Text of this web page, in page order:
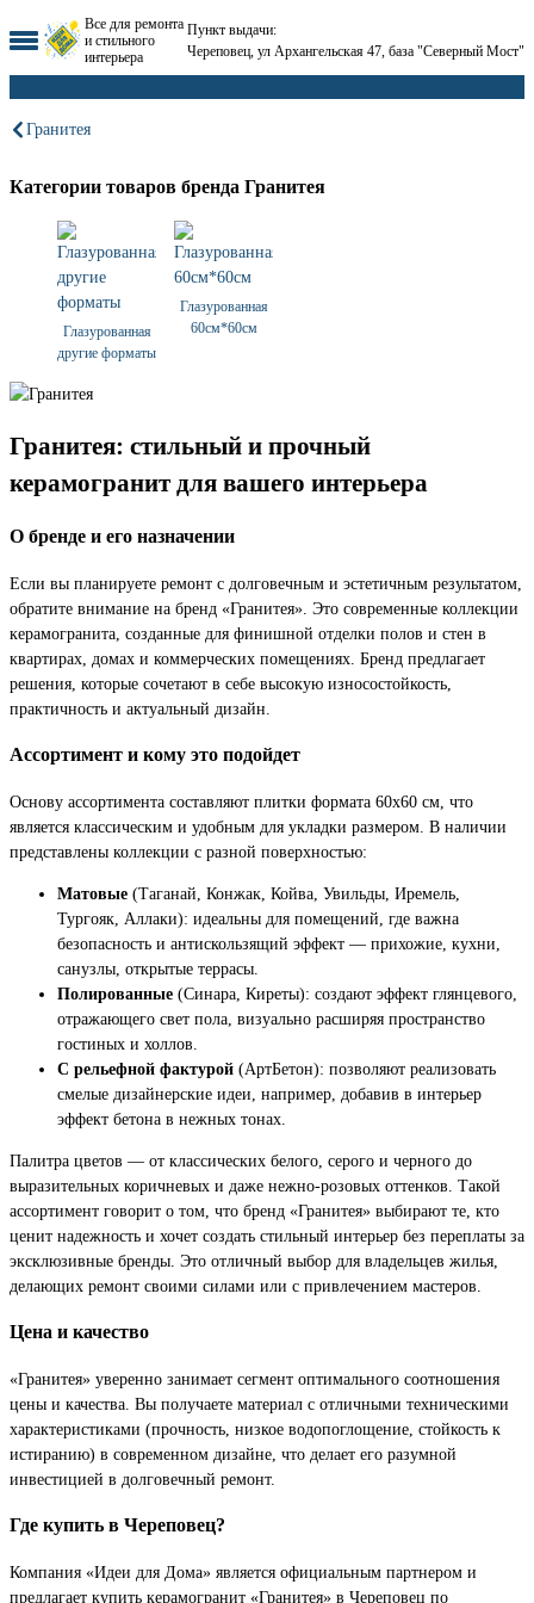
Все для ремонта
и стильного
интерьера
Пункт выдачи:
Череповец, ул Архангельская 47, база "Северный Мост"
Гранитея
Категории товаров бренда Гранитея
Глазурованная
другие форматы
Глазурованная
60см*60см
Гранитея: стильный и прочный
керамогранит для вашего интерьера
О бренде и его назначении
Если вы планируете ремонт с долговечным и эстетичным результатом,
обратите внимание на бренд «Гранитея». Это современные коллекции
керамогранита, созданные для финишной отделки полов и стен в
квартирах, домах и коммерческих помещениях. Бренд предлагает
решения, которые сочетают в себе высокую износостойкость,
практичность и актуальный дизайн.
Ассортимент и кому это подойдет
Основу ассортимента составляют плитки формата 60х60 см, что
является классическим и удобным для укладки размером. В наличии
представлены коллекции с разной поверхностью:
Матовые (Таганай, Конжак, Койва, Увильды, Иремель,
Тургояк, Аллаки): идеальны для помещений, где важна
безопасность и антискользящий эффект — прихожие, кухни,
санузлы, открытые террасы.
Полированные (Синара, Киреты): создают эффект глянцевого,
отражающего свет пола, визуально расширяя пространство
гостиных и холлов.
С рельефной фактурой (АртБетон): позволяют реализовать
смелые дизайнерские идеи, например, добавив в интерьер
эффект бетона в нежных тонах.
Палитра цветов — от классических белого, серого и черного до
выразительных коричневых и даже нежно-розовых оттенков. Такой
ассортимент говорит о том, что бренд «Гранитея» выбирают те, кто
ценит надежность и хочет создать стильный интерьер без переплаты за
эксклюзивные бренды. Это отличный выбор для владельцев жилья,
делающих ремонт своими силами или с привлечением мастеров.
Цена и качество
«Гранитея» уверенно занимает сегмент оптимального соотношения
цены и качества. Вы получаете материал с отличными техническими
характеристиками (прочность, низкое водопоглощение, стойкость к
истиранию) в современном дизайне, что делает его разумной
инвестицией в долговечный ремонт.
Где купить в Череповец?
Компания «Идеи для Дома» является официальным партнером и
предлагает купить керамогранит «Гранитея» в Череповец по